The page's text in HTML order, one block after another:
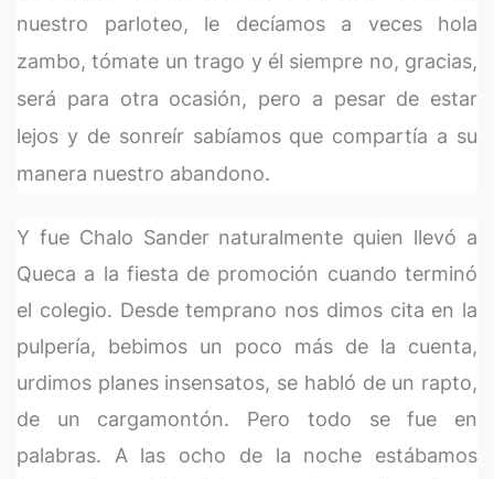
nuestro parloteo, le decíamos a veces hola
zambo, tómate un trago y él siempre no, gracias,
será para otra ocasión, pero a pesar de estar
lejos y de sonreír sabíamos que compartía a su
manera nuestro abandono.
Y fue Chalo Sander naturalmente quien llevó a
Queca a la fiesta de promoción cuando terminó
el colegio. Desde temprano nos dimos cita en la
pulpería, bebimos un poco más de la cuenta,
urdimos planes insensatos, se habló de un rapto,
de un cargamontón. Pero todo se fue en
palabras. A las ocho de la noche estábamos